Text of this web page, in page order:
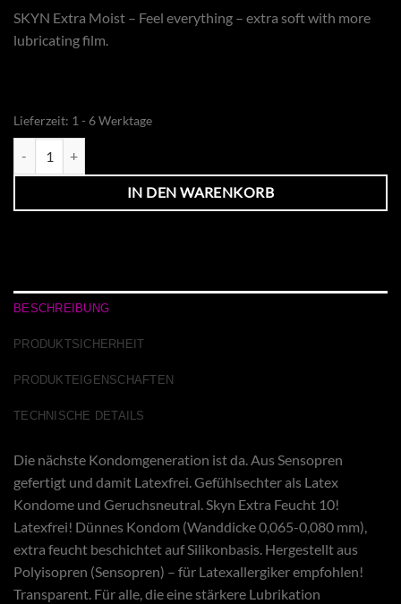
SKYN Extra Moist – Feel everything – extra soft with more
lubricating film.
Lieferzeit: 1 - 6 Werktage
IN DEN WARENKORB
BESCHREIBUNG
PRODUKTSICHERHEIT
PRODUKTEIGENSCHAFTEN
TECHNISCHE DETAILS
Die nächste Kondomgeneration ist da. Aus Sensopren
gefertigt und damit Latexfrei. Gefühlsechter als Latex
Kondome und Geruchsneutral. Skyn Extra Feucht 10!
Latexfrei! Dünnes Kondom (Wanddicke 0,065-0,080 mm),
extra feucht beschichtet auf Silikonbasis. Hergestellt aus
Polyisopren (Sensopren) – für Latexallergiker empfohlen!
Transparent. Für alle, die eine stärkere Lubrikation